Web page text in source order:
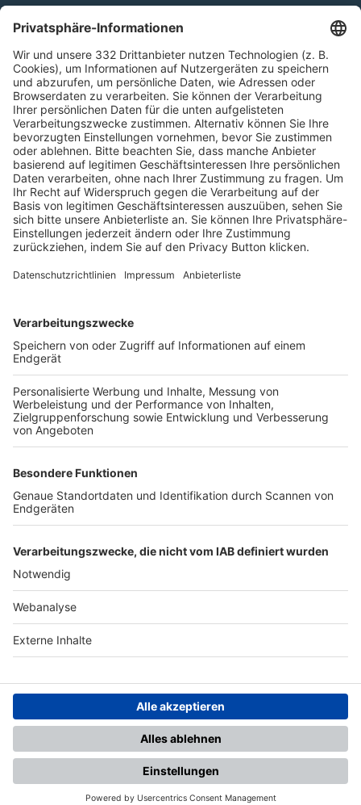
Kontakt
HÄUFIG BESUCHTE SEITEN
Pässe und Vereinswechsel
Trainerausbildung
Schulungsangebot Vereinsmitarbeiter
BFV-Geschäftsstellen
Trainerbörse
Login SpielPlus
FOLGE DEM BFV
TOP-VEREINE
TOP-PARTNER
SFV DFB
Nutzungsbedingungen Datenschutz Impressum
Ihr Gerät wird möglicherweise
nicht vollständig unterstützt.
Für die beste Nutzung empfehlen
wir ein kompatibles Gerät oder
einen aktuellen Browser.